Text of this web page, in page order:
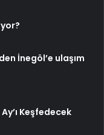
İnegöl’e ulaşım
Keşfedecek